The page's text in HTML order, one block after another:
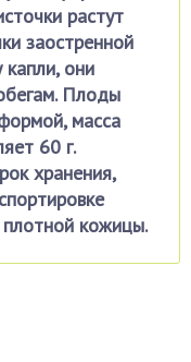
растут
заостренной
они
Плоды
масса
60 г.
хранения,
плотной кожицы.